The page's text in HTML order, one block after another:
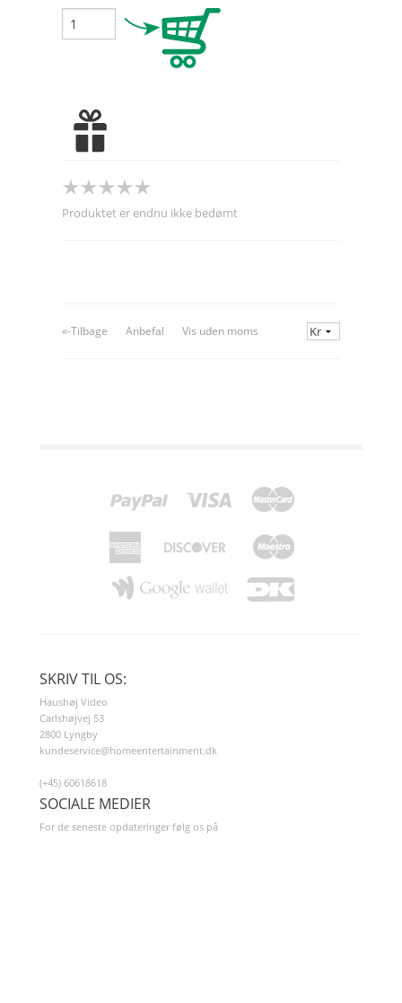
Produktet er endnu ikke bedømt
«-Tilbage Anbefal Vis uden moms
SKRIV TIL OS:
Haushøj Video
Carlshøjvej 53
2800 Lyngby
kundeservice@homeentertainment.dk
(+45) 60618618
SOCIALE MEDIER
For de seneste opdateringer følg os på